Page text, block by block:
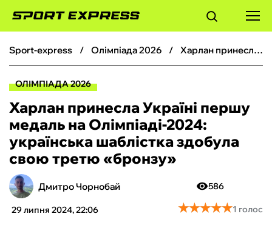
ФУТБОЛ
БОКС
ХОКЕЙ
ТЕНІС
sport-express олімпіада 2026 Харлан принесла Україні першу медаль на Олімпіаді-2024: українська шаблістка здобула свою третю «бронзу»
ОЛІМПІАДА 2026
Харлан принесла Україні першу
медаль на Олімпіаді-2024:
українська шаблістка здобула
свою третю «бронзу»
Дмитро Чорнобай
29 липня 2024, 22:06
586
★★★★★
★★★★★1 голос